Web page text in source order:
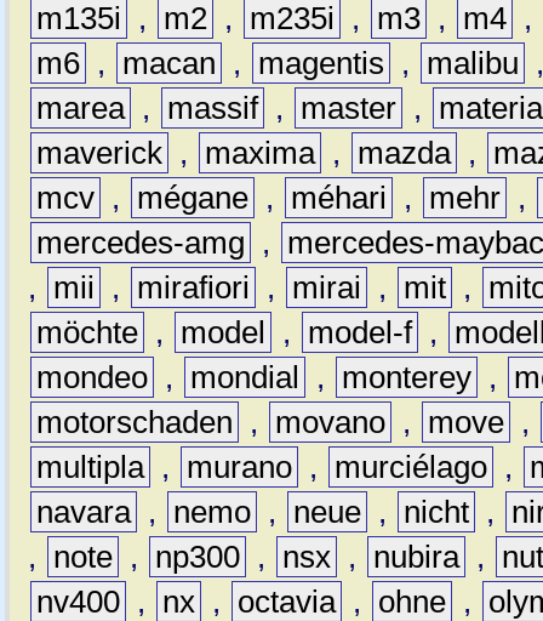
m135i
, m2 , m235i , m3 , m4 ,
m6 , macan , magentis , malibu
marea , massif , master ,
materia
maverick , maxima , mazda ,
mcv , mégane , méhari , mehr ,
mercedes-amg
,
mercedes-
,
mii , mirafiori , mirai , mit ,
möchte , model , model-f ,
mondeo , mondial , monterey ,
motorschaden
, movano , move ,
multipla , murano , murciélago ,
navara , nemo , neue , nicht ,
,
note , np300 , nsx , nubira ,
nv400 , nx , octavia , ohne ,